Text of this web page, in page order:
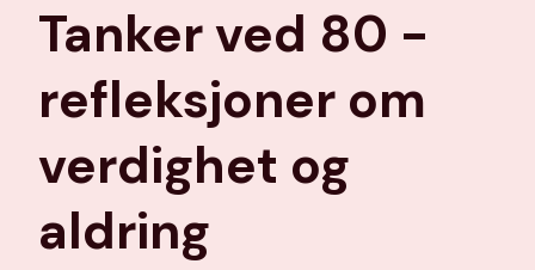
Tanker ved 80 -
refleksjoner om
verdighet og
aldring